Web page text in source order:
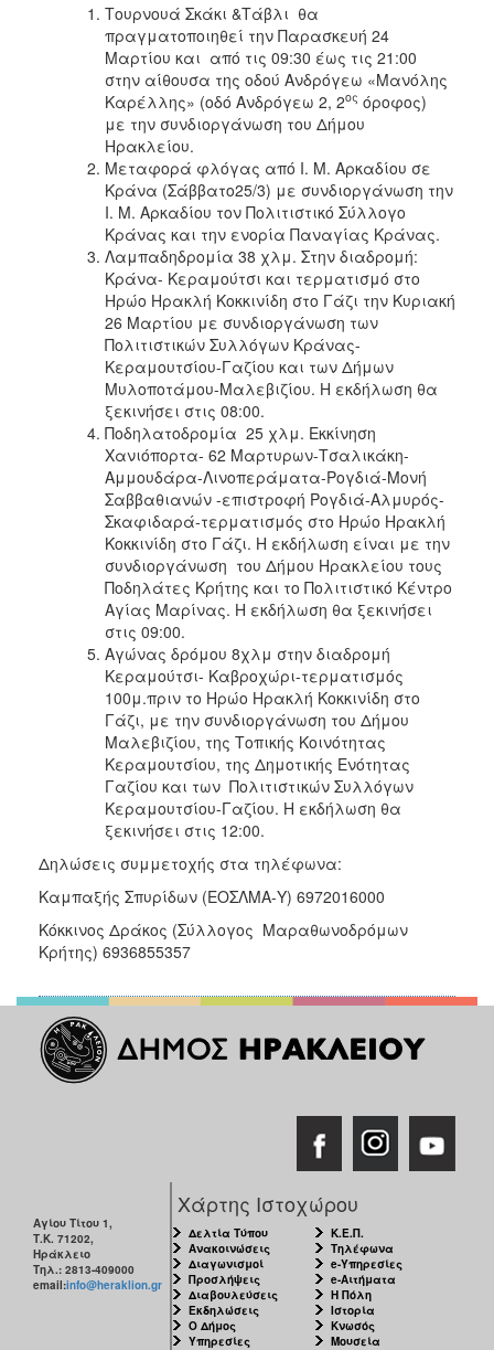
Τουρνουά Σκάκι &Τάβλι θα
πραγματοποιηθεί την Παρασκευή 24
Μαρτίου και από τις 09:30 έως τις 21:00
στην αίθουσα της οδού Ανδρόγεω «Μανόλης
Καρέλλης» (οδό Ανδρόγεω 2, 2ος όροφος)
με την συνδιοργάνωση του Δήμου
Ηρακλείου.
Μεταφορά φλόγας από Ι. Μ. Αρκαδίου σε
Κράνα (Σάββατο25/3) με συνδιοργάνωση την
Ι. Μ. Αρκαδίου τον Πολιτιστικό Σύλλογο
Κράνας και την ενορία Παναγίας Κράνας.
Λαμπαδηδρομία 38 χλμ. Στην διαδρομή:
Κράνα- Κεραμούτσι και τερματισμό στο
Ηρώο Ηρακλή Κοκκινίδη στο Γάζι την Κυριακή
26 Μαρτίου με συνδιοργάνωση των
Πολιτιστικών Συλλόγων Κράνας-
Κεραμουτσίου-Γαζίου και των Δήμων
Μυλοποτάμου-Μαλεβιζίου. Η εκδήλωση θα
ξεκινήσει στις 08:00.
Ποδηλατοδρομία 25 χλμ. Εκκίνηση
Χανιόπορτα- 62 Μαρτυρων-Τσαλικάκη-
Αμμουδάρα-Λινοπεράματα-Ρογδιά-Μονή
Σαββαθιανών -επιστροφή Ρογδιά-Αλμυρός-
Σκαφιδαρά-τερματισμός στο Ηρώο Ηρακλή
Κοκκινίδη στο Γάζι. Η εκδήλωση είναι με την
συνδιοργάνωση του Δήμου Ηρακλείου τους
Ποδηλάτες Κρήτης και το Πολιτιστικό Κέντρο
Αγίας Μαρίνας. Η εκδήλωση θα ξεκινήσει
στις 09:00.
Αγώνας δρόμου 8χλμ στην διαδρομή
Κεραμούτσι- Καβροχώρι-τερματισμός
100μ.πριν το Ηρώο Ηρακλή Κοκκινίδη στο
Γάζι, με την συνδιοργάνωση του Δήμου
Μαλεβιζίου, της Τοπικής Κοινότητας
Κεραμουτσίου, της Δημοτικής Ενότητας
Γαζίου και των Πολιτιστικών Συλλόγων
Κεραμουτσίου-Γαζίου. Η εκδήλωση θα
ξεκινήσει στις 12:00.
Δηλώσεις συμμετοχής στα τηλέφωνα:
Καμπαξής Σπυρίδων (ΕΟΣΛΜΑ-Υ) 6972016000
Κόκκινος Δράκος (Σύλλογος Μαραθωνοδρόμων
Κρήτης) 6936855357
Αγίου Τίτου 1,
Τ.Κ. 71202,
Ηράκλειο
Τηλ.: 2813-409000
email:info@heraklion.gr
Χάρτης Ιστοχώρου
Δελτία Τύπου
Ανακοινώσεις
Διαγωνισμοί
Προσλήψεις
Διαβουλεύσεις
Εκδηλώσεις
Ο Δήμος
Υπηρεσίες
Κ.Ε.Π.
Τηλέφωνα
e-Υπηρεσίες
e-Αιτήματα
Η Πόλη
Ιστορία
Κνωσός
Μουσεία